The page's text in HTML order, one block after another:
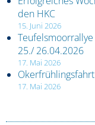
den HKC
15. Juni 2026
25./ 26.04.2026
17. Mai 2026
17. Mai 2026